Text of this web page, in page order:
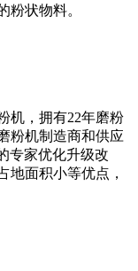
粉状物料。
机，拥有22年磨粉
粉机制造商和供应
专家优化升级改
地面积小等优点，